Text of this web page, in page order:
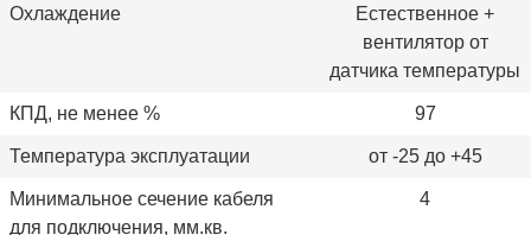
Охлаждение
Естественное +
вентилятор от
датчика температуры
КПД, не менее % 97
Температура эксплуатации от -25 до +45
Минимальное сечение кабеля
для подключения, мм.кв.
4